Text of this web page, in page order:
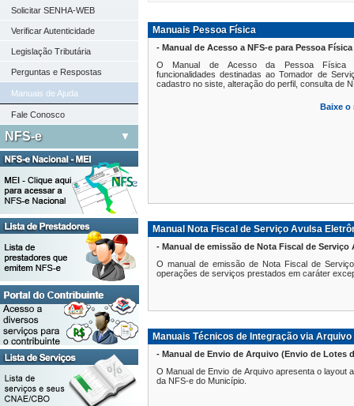
Solicitar SENHA-WEB
Verificar Autenticidade
Legislação Tributária
Perguntas e Respostas
Manuais de Ajuda
Fale Conosco
NFS-e
Consulte seus Créditos
Verifique a Autenticidade
Consulta de RPS
Manuais Pessoa Física
- Manual de Acesso a NFS-e para Pessoa Física
O Manual de Acesso da Pessoa Física
funcionalidades destinadas ao Tomador de
cadastro no siste, alteração do perfil, consulta de
Baixe o
Manual Nota Fiscal de Serviço Avulsa
- Manual de emissão de Nota Fiscal de Serviço
O manual de emissão de Nota Fiscal de
operações de serviços prestados em caráter
Manuais Técnicos de Integração via Arquivo
- Manual de Envio de Arquivo (Envio de Lotes
O Manual de Envio de Arquivo apresenta o layout
da NFS-e do Município.